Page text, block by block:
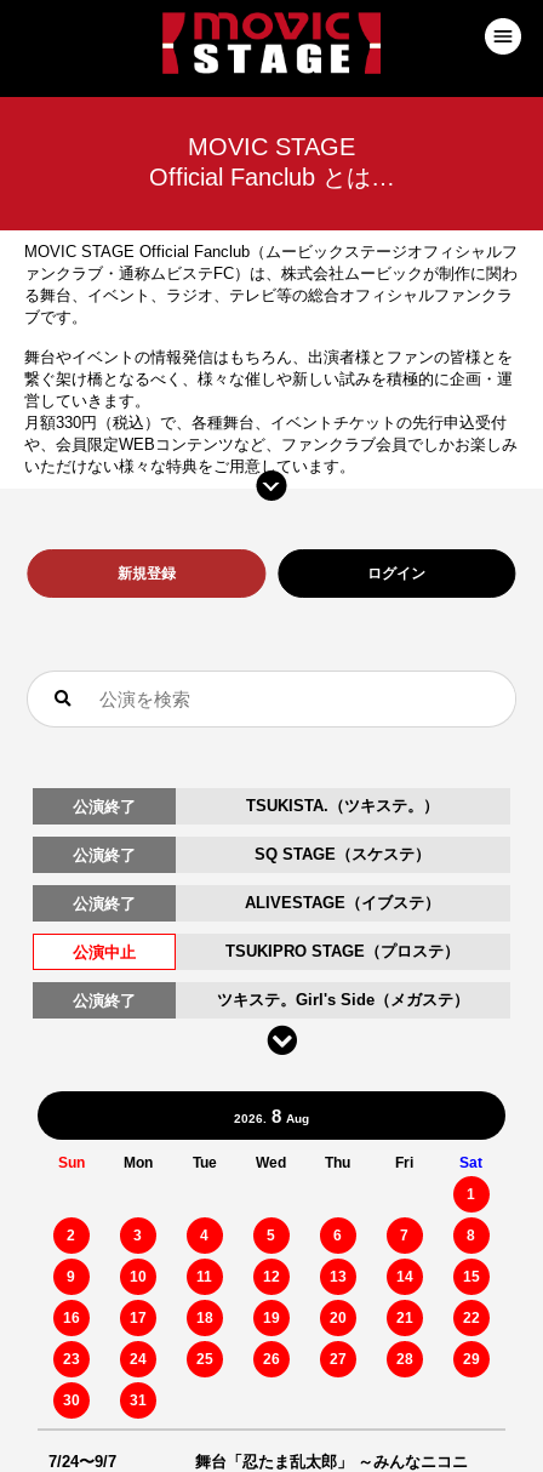
MOVIC STAGE
Official Fanclub とは…
MOVIC STAGE Official Fanclub（ムービックステージオフィシャルフ
ァンクラブ・通称ムビステFC）は、株式会社ムービックが制作に関わ
る舞台、イベント、ラジオ、テレビ等の総合オフィシャルファンクラ
ブです。
舞台やイベントの情報発信はもちろん、出演者様とファンの皆様とを
繋ぐ架け橋となるべく、様々な催しや新しい試みを積極的に企画・運
営していきます。
月額330円（税込）で、各種舞台、イベントチケットの先行申込受付
や、会員限定WEBコンテンツなど、ファンクラブ会員でしかお楽しみ
いただけない様々な特典をご用意しています。
新規登録 ログイン
公演終了 TSUKISTA.（ツキステ。）
公演終了 SQ STAGE（スケステ）
公演終了 ALIVESTAGE（イブステ）
公演中止 TSUKIPRO STAGE（プロステ）
公演終了 ツキステ。Girl's Side（メガステ）
2026. 8 Aug
Sun Mon Tue Wed Thu Fri
Sat
1
2 3 4 5 6 7 8
9 10 11 12 13 14 15
16 17 18 19 20 21 22
23 24 25 26 27 28 29
30 31
7/24〜9/7
舞台「忍たま乱太郎」 ～みんなニコニ